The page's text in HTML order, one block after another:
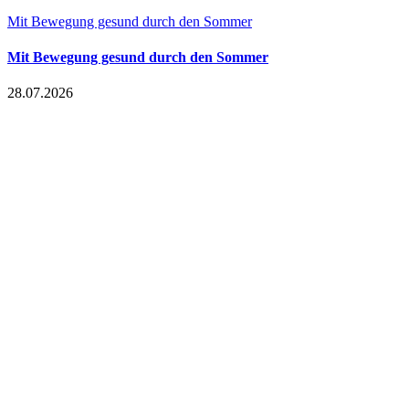
Mit Bewegung gesund durch den Sommer
Mit Bewegung gesund durch den Sommer
28.07.2026